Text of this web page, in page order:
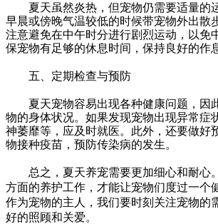
夏天虽然炎热，但宠物仍需要适量的
早晨或傍晚气温较低的时候带宠物外出散
注意避免在中午时分进行剧烈运动，以免
保宠物有足够的休息时间，保持良好的作
五、定期检查与预防
夏天宠物容易出现各种健康问题，因
物的身体状况。如果发现宠物出现异常症
神萎靡等，应及时就医。此外，还要做好
物接种疫苗，预防传染病的发生。
总之，夏天养宠需要更加细心和耐心
方面的养护工作，才能让宠物们度过一个
作为宠物的主人，我们要时刻关注宠物的
好的照顾和关爱。